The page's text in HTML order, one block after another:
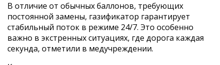
В отличие от обычных баллонов, требующих
постоянной замены, газификатор гарантирует
стабильный поток в режиме 24/7. Это особенно
важно в экстренных ситуациях, где дорога каждая
секунда, отметили в медучреждении.